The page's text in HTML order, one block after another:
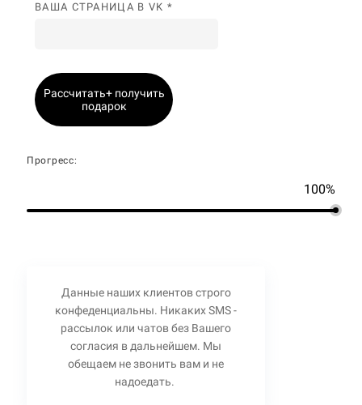
ВАША СТРАНИЦА В VK *
Рассчитать+ получить
подарок
Прогресс:
100%
Данные наших клиентов строго
конфеденциальны. Никаких SMS -
рассылок или чатов без Вашего
согласия в дальнейшем. Мы
обещаем не звонить вам и не
надоедать.